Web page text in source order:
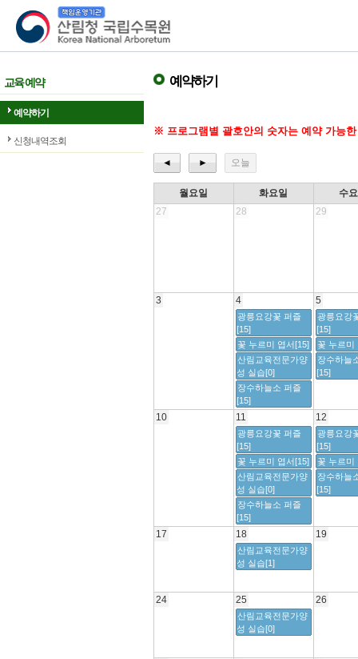
산림청 국립수목원
교육 예약
예약하기
신청내역조회
예약하기
※ 프로그램별 괄호안의 숫자는 예약 가능
◄ ► 오늘
월요일 화요일
수
27
28 29
3 4 5
10 11 12
17 18 19
24 25 26
광릉요강꽃 퍼즐
[15]
광릉요강
[15]
꽃 누르미 엽서[15]
꽃 누르미
산림교육전문가양
성 실습[0]
장수하늘
[15]
장수하늘소 퍼즐
[15]
광릉요강꽃 퍼즐
[15]
광릉요강
[15]
꽃 누르미 엽서[15]
꽃 누르미
산림교육전문가양
성 실습[0]
장수하늘
[15]
장수하늘소 퍼즐
[15]
산림교육전문가양
성 실습[1]
산림교육전문가양
성 실습[0]